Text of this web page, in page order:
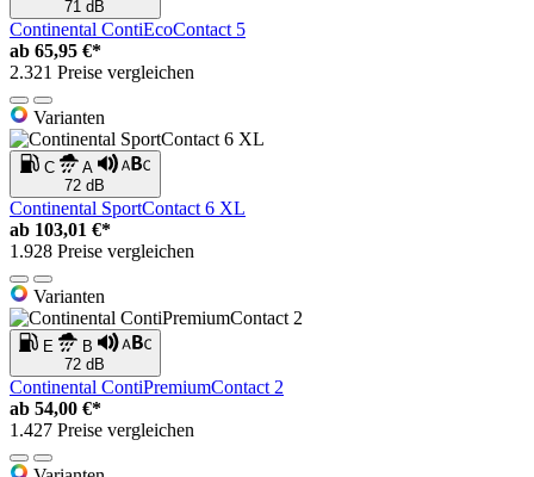
71 dB
Continental ContiEcoContact 5
ab 65,95 €*
2.321 Preise vergleichen
Varianten
C
A
72 dB
Continental SportContact 6 XL
ab 103,01 €*
1.928 Preise vergleichen
Varianten
E
B
72 dB
Continental ContiPremiumContact 2
ab 54,00 €*
1.427 Preise vergleichen